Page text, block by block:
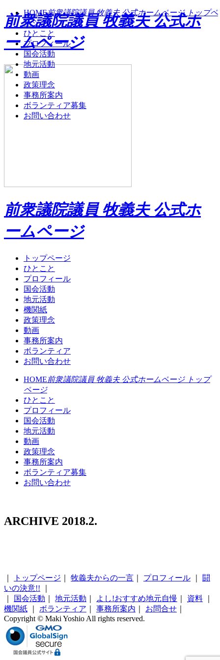
前衆議院議員 牧義夫 公式ホ
ームページ
前衆議院議員 牧義夫 公式ホ
ームページ
トップページ
ひとこと
プロフィール
国会活動
地元活動
機関紙
政策理念
動画
事務所案内
ボランティア
お問い合わせ
HOME前衆議院議員 牧義夫 公式ホームページ トップ
ページ
ひとこと
プロフィール
国会活動
地元活動
動画
政策理念
事務所案内
ボランティア募集
お問い合わせ
ARCHIVE 2018.2.
トップページ 牧義夫からの一言 プロフィール
闘
いの決意!!
国会活動 地元活動 よし!おすすめ地元自慢 資料
機関紙
ボランティア 事務所案内 お問合せ
Copyright © Maki Yoshio All rights reserved.
HOME前衆議院議員 牧義夫 公式ホームページ トップペ
ージ
ひとこと
プロフィール
国会活動
地元活動
動画
政策理念
事務所案内
ボランティア募集
お問い合わせ